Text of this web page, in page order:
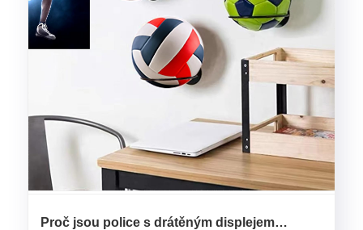
Proč jsou police s drátěným displejem